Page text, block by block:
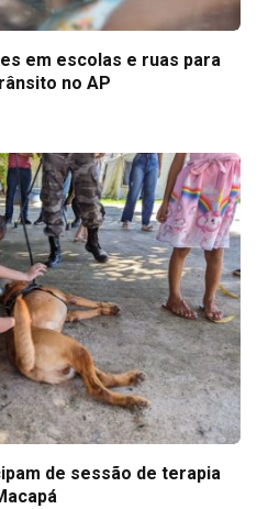
em escolas e ruas para
no AP
de sessão de terapia